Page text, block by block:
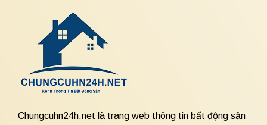
Chungcuhn24h.net là trang web thông tin bất động sản